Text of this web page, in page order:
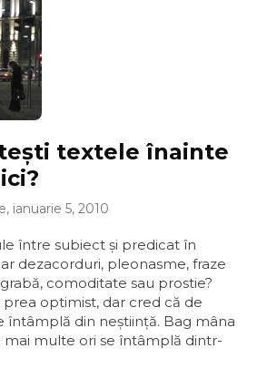
textele înainte
ianuarie 5, 2010
între subiect şi predicat în
dezacorduri, pleonasme, fraze
comoditate sau prostie?
optimist, dar cred că de
întâmplă din neştiinţă. Bag mâna
mai multe ori se întâmplă dintr-